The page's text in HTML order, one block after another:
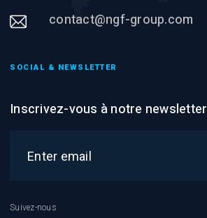
contact@ngf-group.com
SOCIAL & NEWSLETTER
Inscrivez-vous à notre newsletter
Suivez-nous